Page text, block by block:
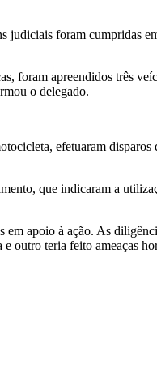
judiciais foram cumpridas
foram apreendidos três
o delegado.
efetuaram
que indicaram a
apoio à ação. As
outro teria feito ameaças